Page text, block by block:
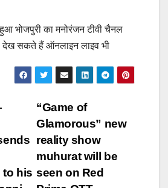
भोजपुरी का मनोरंजन टीवी चैनल
देख सकते हैं ऑनलाइन लाइव भी
“Game of
Glamorous” new
reality show
muhurat will be
seen on Red
to his